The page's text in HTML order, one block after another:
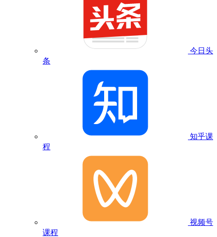
今日头
条
知乎课
程
视频号
课程